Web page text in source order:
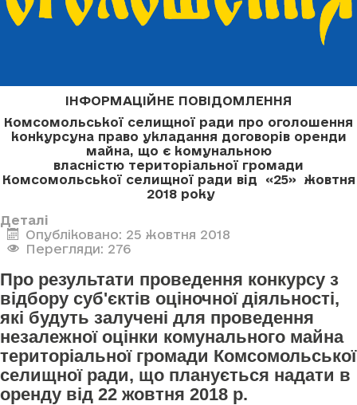
ІНФОРМАЦІЙНЕ ПОВІДОМЛЕННЯ
Комсомольської селищної ради про оголошення
конкурсуна право укладання договорів оренди
майна, що є комунальною
власністю територіальної громади
Комсомольської селищної ради від «25» жовтня
2018 року
Деталі
Опубліковано: 25 жовтня 2018
Перегляди: 276
Про результати проведення конкурсу з
відбору суб'єктів оціночної діяльності,
які будуть залучені для проведення
незалежної оцінки комунального майна
територіальної громади Комсомольської
селищної ради, що планується надати в
оренду від 22 жовтня 2018 р.